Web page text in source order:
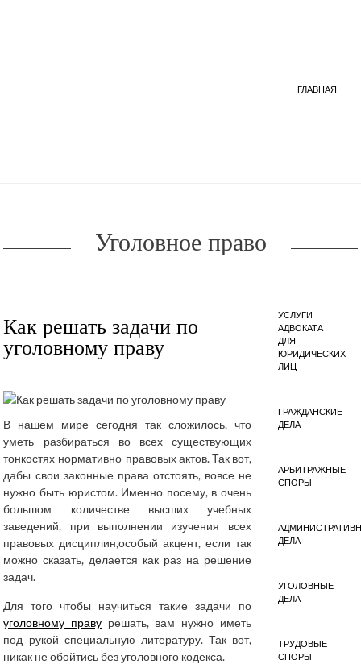
ГЛАВНАЯ
Уголовное право
УСЛУГИ
АДВОКАТА
ДЛЯ
ЮРИДИЧЕСКИХ
ЛИЦ
ГРАЖДАНСКИЕ
ДЕЛА
АРБИТРАЖНЫЕ
СПОРЫ
ДЕЛА
УГОЛОВНЫЕ
ДЕЛА
ТРУДОВЫЕ
СПОРЫ
Как решать задачи по
уголовному праву
В нашем мире сегодня так сложилось, что
уметь разбираться во всех существующих
тонкостях нормативно-правовых актов. Так вот,
дабы свои законные права отстоять, вовсе не
нужно быть юристом. Именно посему, в очень
большом количестве высших учебных
заведений, при выполнении изучения всех
правовых дисциплин,особый акцент, если так
можно сказать, делается как раз на решение
задач.
Для того чтобы научиться такие задачи по
уголовному праву решать, вам нужно иметь
под рукой специальную литературу. Так вот,
никак не обойтись без уголовного кодекса.